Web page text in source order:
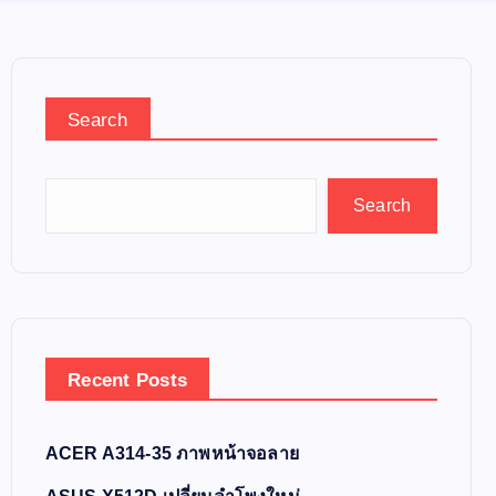
Search
Search
Recent Posts
ACER A314-35 ภาพหน้าจอลาย